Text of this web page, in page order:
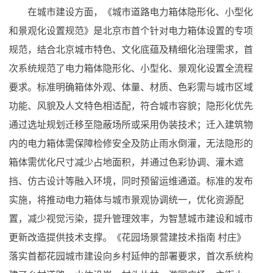
在城市建设方面，《城市道路电力箱体隐形化、小型化
和景观化设置规范》是北京市首个针对电力箱体设置的专项
规范，结合北京城市特色、文化底蕴及精细化治理需求，首
次系统规范了电力箱体隐形化、小型化、景观化设置全流程
要求。标准明确箱体外观、体量、材质、色彩需与城市区域
功能、风貌及人文特色相适配，符合城市容貌；隐形化优先
通过选址规划迁移至隐蔽场所或采用伪装技术；迁入建筑物
内的电力箱体需保障检修安全及防止雨水倒灌，无法隐形的
箱体需优化尺寸减少占地面积，并通过色彩协调、灌木遮
挡、仿古设计等融入环境，同时预留运维通道。标准的发布
实施，将推动电力箱体与城市景观协调统一，优化资源配
置，减少视觉污染，提升管理效率，为智慧城市建设和城市
更新改造提供技术支撑。《花园场景营建技术指南 村庄》
落实首都花园城市建设向乡村延伸的部署要求，首次系统构